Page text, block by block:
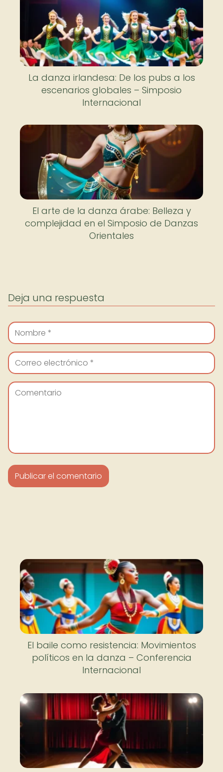
La danza irlandesa: De los pubs a los
escenarios globales – Simposio
Internacional
El arte de la danza árabe: Belleza y
complejidad en el Simposio de Danzas
Orientales
Deja una respuesta
El baile como resistencia: Movimientos
políticos en la danza – Conferencia
Internacional